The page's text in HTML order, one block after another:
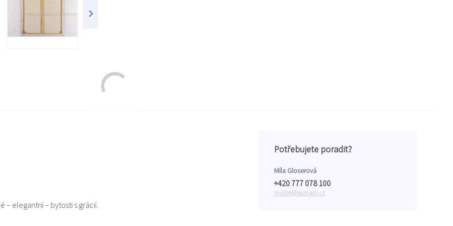
– elegantní – bytosti s grácií.
Potřebujete poradit?
Míla Gloserová
+420 777 078 100
mulim@seznam.cz